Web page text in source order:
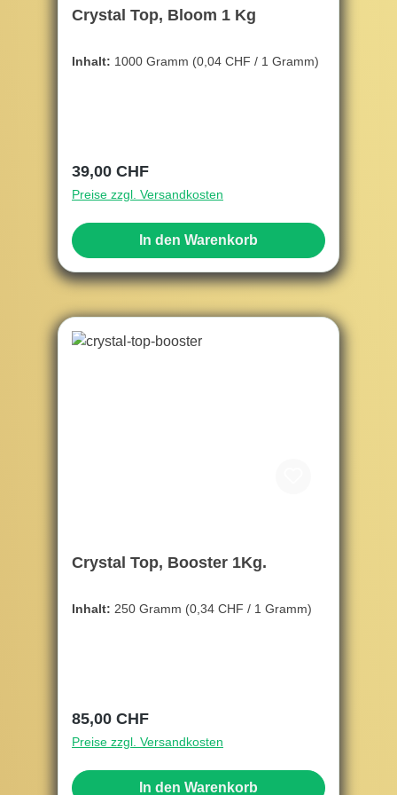
Crystal Top, Bloom 1 Kg
Inhalt: 1000 Gramm (0,04 CHF / 1 Gramm)
Regulärer Preis:
39,00 CHF
Preise zzgl. Versandkosten
In den Warenkorb
Crystal Top, Booster 1Kg.
Inhalt: 250 Gramm (0,34 CHF / 1 Gramm)
Regulärer Preis:
85,00 CHF
Preise zzgl. Versandkosten
In den Warenkorb